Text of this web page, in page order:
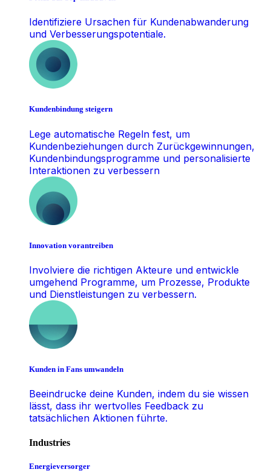
Identifiziere Ursachen für Kundenabwanderung
und Verbesserungspotentiale.
Kundenbindung steigern
Lege automatische Regeln fest, um
Kundenbeziehungen durch Zurückgewinnungen,
Kundenbindungsprogramme und personalisierte
Interaktionen zu verbessern
Innovation vorantreiben
Involviere die richtigen Akteure und entwickle
umgehend Programme, um Prozesse, Produkte
und Dienstleistungen zu verbessern.
Kunden in Fans umwandeln
Beeindrucke deine Kunden, indem du sie wissen
lässt, dass ihr wertvolles Feedback zu
tatsächlichen Aktionen führte.
Industries
Energieversorger